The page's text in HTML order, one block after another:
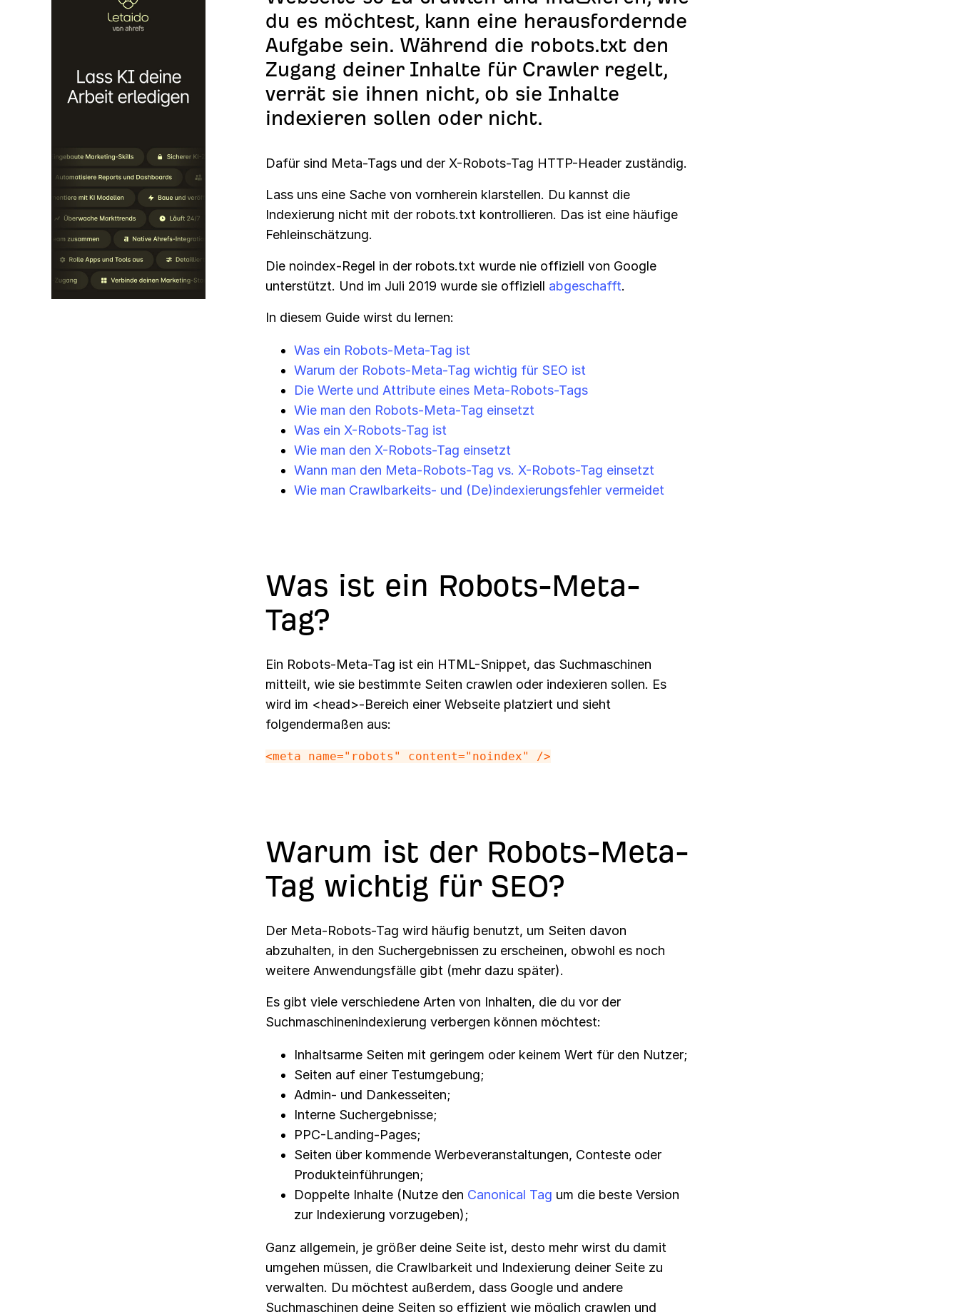
du es möchtest, kann eine herausfordernde
Aufgabe sein. Während die robots.txt den
Zugang deiner Inhalte für Crawler regelt,
verrät sie ihnen nicht, ob sie Inhalte
indexieren sollen oder nicht.
Dafür sind Meta-Tags und der X-Robots-Tag HTTP-Header zuständig.
Lass uns eine Sache von vornherein klarstellen. Du kannst die
Indexierung nicht mit der robots.txt kontrollieren. Das ist eine häufige
Fehleinschätzung.
Die noindex-Regel in der robots.txt wurde nie offiziell von Google
unterstützt. Und im Juli 2019 wurde sie offiziell abgeschafft.
In diesem Guide wirst du lernen:
Was ein Robots-Meta-Tag ist
Warum der Robots-Meta-Tag wichtig für SEO ist
Die Werte und Attribute eines Meta-Robots-Tags
Wie man den Robots-Meta-Tag einsetzt
Was ein X-Robots-Tag ist
Wie man den X-Robots-Tag einsetzt
Wann man den Meta-Robots-Tag vs. X-Robots-Tag einsetzt
Wie man Crawlbarkeits- und (De)indexierungsfehler vermeidet
Was ist ein Robots-Meta-
Tag?
Ein Robots-Meta-Tag ist ein HTML-Snippet, das Suchmaschinen
mitteilt, wie sie bestimmte Seiten crawlen oder indexieren sollen. Es
wird im <head>-Bereich einer Webseite platziert und sieht
folgendermaßen aus:
<meta name="robots" content="noindex" />
Warum ist der Robots-Meta-
Tag wichtig für SEO?
Der Meta-Robots-Tag wird häufig benutzt, um Seiten davon
abzuhalten, in den Suchergebnissen zu erscheinen, obwohl es noch
weitere Anwendungsfälle gibt (mehr dazu später).
Es gibt viele verschiedene Arten von Inhalten, die du vor der
Suchmaschinenindexierung verbergen können möchtest:
Inhaltsarme Seiten mit geringem oder keinem Wert für den Nutzer;
Seiten auf einer Testumgebung;
Admin- und Dankesseiten;
Interne Suchergebnisse;
PPC-Landing-Pages;
Seiten über kommende Werbeveranstaltungen, Conteste oder
Produkteinführungen;
Doppelte Inhalte (Nutze den Canonical Tag um die beste Version
zur Indexierung vorzugeben);
Ganz allgemein, je größer deine Seite ist, desto mehr wirst du damit
umgehen müssen, die Crawlbarkeit und Indexierung deiner Seite zu
verwalten. Du möchtest außerdem, dass Google und andere
Suchmaschinen deine Seiten so effizient wie möglich crawlen und